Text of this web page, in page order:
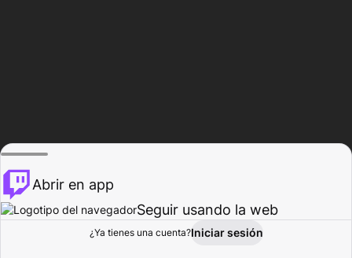
Explorar Actividad
Abrir en app
Seguir usando la web
¿Ya tienes una cuenta?Iniciar sesión